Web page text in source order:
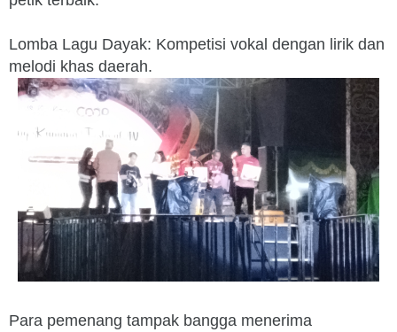
Lomba Lagu Dayak: Kompetisi vokal dengan lirik dan
melodi khas daerah.
Para pemenang tampak bangga menerima